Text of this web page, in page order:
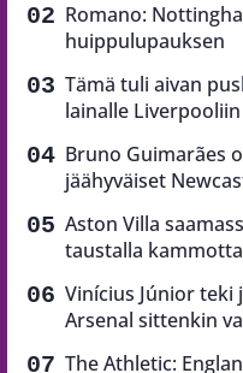
Romano:
huippulupauksen
Tämä tuli aivan
lainalle Liverpooliin
Bruno Guimarães
jäähyväiset
Aston Villa
taustalla
Vinícius Júnior
Arsenal sittenkin
The Athletic: